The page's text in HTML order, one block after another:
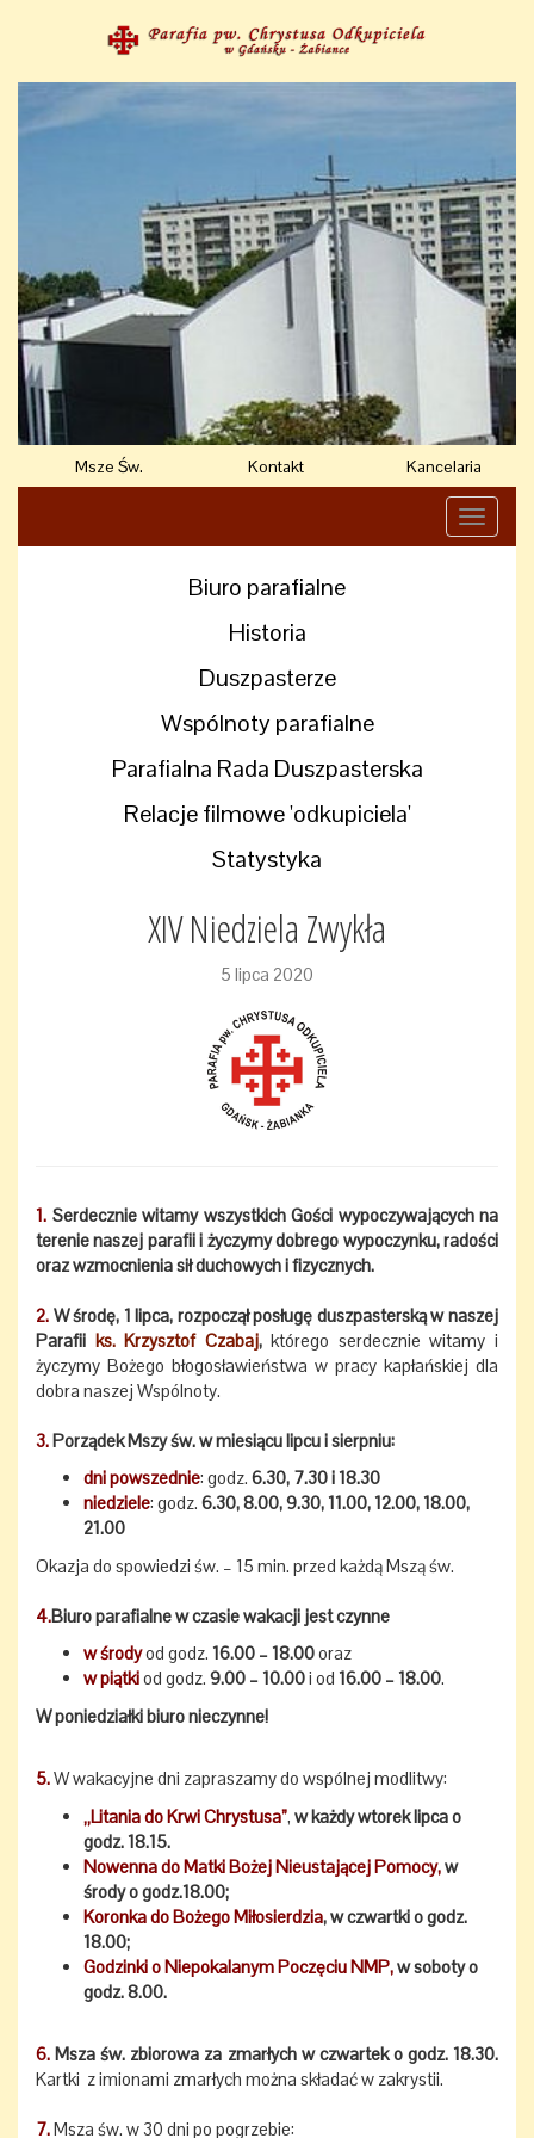
Msze Św. Kontakt Kancelaria
Toggle
Biuro parafialne
Historia
Duszpasterze
Wspólnoty parafialne
Parafialna Rada Duszpasterska
Relacje filmowe 'odkupiciela'
Statystyka
XIV Niedziela Zwykła
5 lipca 2020
1. Serdecznie witamy wszystkich Gości wypoczywających na
terenie naszej parafii i życzymy dobrego wypoczynku, radości
oraz wzmocnienia sił duchowych i fizycznych.
2. W środę, 1 lipca, rozpoczął posługę duszpasterską w naszej
Parafii ks. Krzysztof Czabaj,którego serdecznie witamy i
życzymy Bożego błogosławieństwa w pracy kapłańskiej dla
dobra naszej Wspólnoty.
3.Porządek Mszy św. w miesiącu lipcu i sierpniu:
dni powszednie: godz. 6.30, 7.30 i 18.30
niedziele: godz. 6.30, 8.00, 9.30, 11.00, 12.00, 18.00,
21.00
Okazja do spowiedzi św. – 15 min. przed każdą Mszą św.
4.Biuro parafialne w czasie wakacji jest czynne
w środyod godz. 16.00 – 18.00oraz
w piątkiod godz. 9.00 – 10.00i od 16.00 – 18.00.
W poniedziałki biuro nieczynne!
5.W wakacyjne dni zapraszamy do wspólnej modlitwy:
„Litania do Krwi Chrystusa”, w każdy wtorek lipca o
godz. 18.15.
Nowenna do Matki Bożej Nieustającej Pomocy,w
środy o godz.18.00;
Koronka do Bożego Miłosierdzia,w czwartki o godz.
18.00;
Godzinki o Niepokalanym Poczęciu NMP,w soboty o
godz. 8.00.
6. Msza św. zbiorowa za zmarłych w czwartek o godz. 18.30.
Kartki z imionami zmarłych można składać w zakrystii.
7.Msza św. w 30 dni po pogrzebie: